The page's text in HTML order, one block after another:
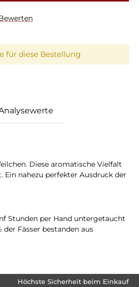
für diese Bestellung
Diese aromatische Vielfalt
nahezu perfekter Ausdruck der
Stunden per Hand untergetaucht
Fässer bestanden aus
Höchste Sicherheit beim Einkauf